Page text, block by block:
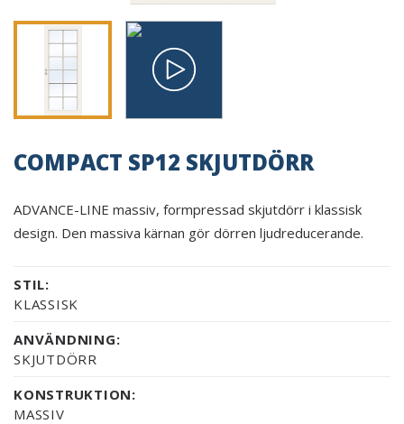
COMPACT SP12 SKJUTDÖRR
ADVANCE-LINE massiv, formpressad skjutdörr i klassisk
design. Den massiva kärnan gör dörren ljudreducerande.
STIL:
KLASSISK
ANVÄNDNING:
SKJUTDÖRR
KONSTRUKTION:
MASSIV